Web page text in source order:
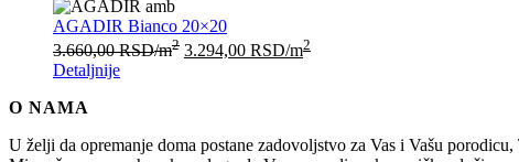
AGADIR Bianco 20×20
3.660,00RSD/m2 3.294,00 RSD/m2
Detaljnije
O NAMA
U želji da opremanje doma postane zadovoljstvo za Vas i Vašu